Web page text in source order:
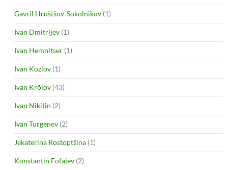
Gavril Hruštšov-Sokolnikov (1)
Ivan Dmitrijev (1)
Ivan Hemnitser (1)
Ivan Kozlov (1)
Ivan Krõlov (43)
Ivan Nikitin (2)
Ivan Turgenev (2)
Jekaterina Rostoptšina (1)
Konstantin Fofajev (2)